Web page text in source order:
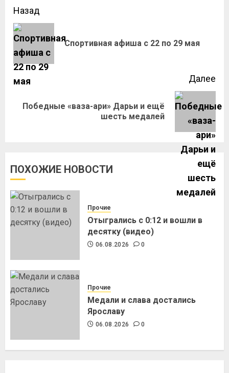
Назад
Спортивная афиша с 22 по 29 мая
Далее
Победные «ваза-ари» Дарьи и ещё
шесть медалей
ПОХОЖИЕ НОВОСТИ
Прочие
Отыгрались с 0:12 и вошли в
десятку (видео)
06.08.2026 0
Прочие
Медали и слава достались
Ярославу
06.08.2026 0